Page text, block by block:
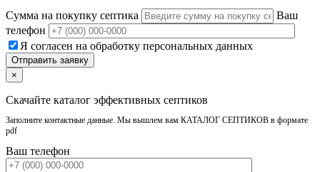
Сумма на покупку септика
Ваш
телефон
Я согласен на обработку персональных данных
×
Скачайте каталог эффективных септиков
Заполните контактные данные. Мы вышлем вам КАТАЛОГ СЕПТИКОВ в формате
pdf
Ваш телефон